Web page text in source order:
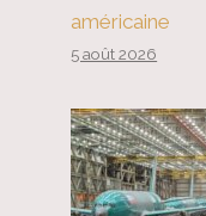
chaos, huit
se joignent
quelle est la
américaine
5 août 2026